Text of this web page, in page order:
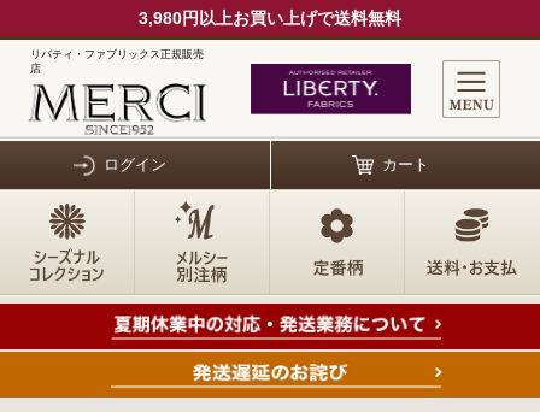
3,980円以上お買い上げで送料無料
リバティ・ファブリックス正規販売
店
ログイン カート